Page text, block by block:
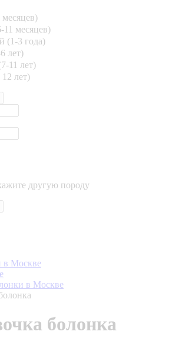
11 месяцев)
(1-3 года)
лет)
11 лет)
лет)
другую породу
в Москве
в Москве
болонка